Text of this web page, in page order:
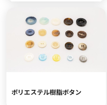
ポリエステル樹脂ボタン